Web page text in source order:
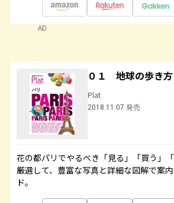
AD
０１ 地球の歩き
Plat
2018.11.07 発売
花の都パリでやるべき「見る」「買う」
厳選して、豊富な写真と詳細な図解で案
ド。